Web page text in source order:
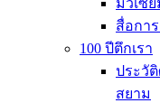
สื่อกา
100 ปีตึกเรา
ประวั
สยาม